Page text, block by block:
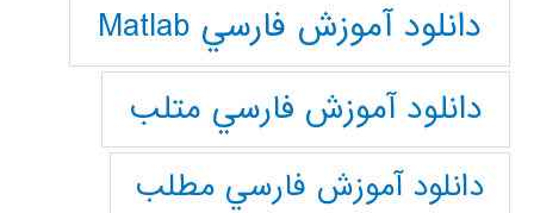
دانلود آموزش فارسي Matlab
دانلود آموزش فارسي متلب
دانلود آموزش فارسي مطلب